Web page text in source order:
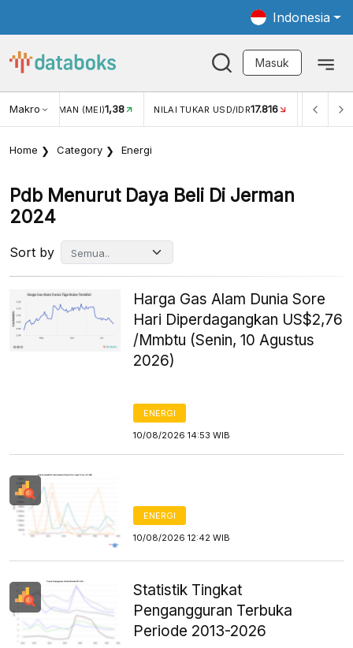
Indonesia
Masuk
Makro
1,38 NILAI TUKAR USD/IDR 17.816 INFLASI YOY (JUL) 2,88%
Home Category Energi
Pdb Menurut Daya Beli Di Jerman
2024
Sort by
Harga Gas Alam Dunia Sore
Hari Diperdagangkan US$2,76
/Mmbtu (Senin, 10 Agustus
2026)
ENERGI
10/08/2026 14:53 WIB
ENERGI
10/08/2026 12:42 WIB
Statistik Tingkat
Pengangguran Terbuka
Periode 2013-2026